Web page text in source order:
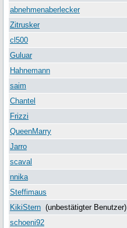
abnehmenaberlecker
Zitrusker
cl500
Guluar
Hahnemann
saim
Chantel
Frizzi
QueenMarry
Jarro
scaval
nnika
Steffimaus
KikiStern (unbestätigter Benutzer)
schoeni92